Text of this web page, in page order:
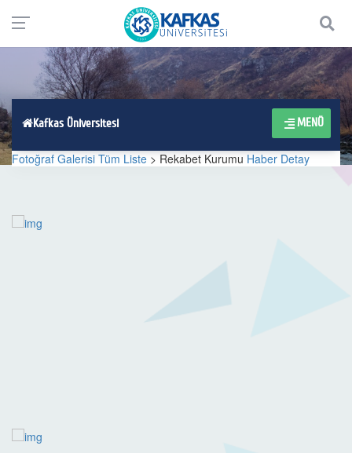
Kafkas Üniversitesi MENÜ
Fotoğraf Galerisi Tüm Liste > Rekabet Kurumu Haber Detay